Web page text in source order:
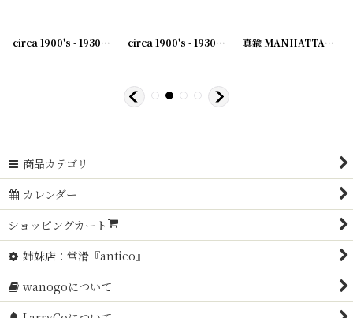
09] [231007-22]
circa 1900's - 1930's Advertising Clip WM.J.BLAICH...アドバタイジング クリップ circa 1900's - 1930's Advertising Clip BELNAP... 真鍮 MANHATTAN アンティーククリップ
商品カテゴリ
カレンダー
ショッピングカート
姉妹店：常滑『antico』
wanogoについて